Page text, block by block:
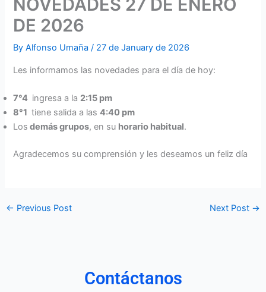
NOVEDADES 27 DE ENERO
DE 2026
ByAlfonso Umaña/ 27 de January de 2026
Les informamos las novedades para el día de hoy:
7°4 ingresa a la 2:15 pm
8°1 tiene salida a las4:40 pm
Los demás grupos, en su horario habitual.
Agradecemos su comprensión y les deseamos un feliz día
← Previous Post Next Post →
Contáctanos